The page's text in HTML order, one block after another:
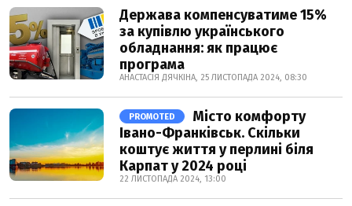
Держава компенсуватиме 15%
за купівлю українського
обладнання: як працює
програма
АНАСТАСІЯ ДЯЧКІНА, 25 ЛИСТОПАДА 2024, 08:30
PROMOTED
Місто комфорту
Івано-Франківськ. Скільки
коштує життя у перлині біля
Карпат у 2024 році
22 ЛИСТОПАДА 2024, 13:00